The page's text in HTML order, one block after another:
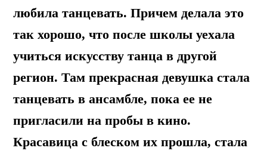
любила танцевать. Причем делала это
так хорошо, что после школы уехала
учиться искусству танца в другой
регион. Там прекрасная девушка стала
танцевать в ансамбле, пока ее не
пригласили на пробы в кино.
Красавица с блеском их прошла, стала